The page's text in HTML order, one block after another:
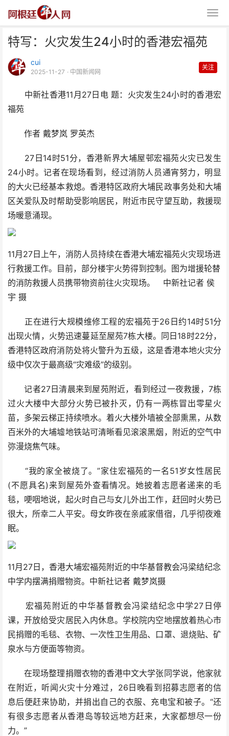
特写：火灾发生24小时的香港宏福苑
cui
2025-11-27 · 中国新闻网
关注
中新社香港11月27日电 题：火灾发生24小时的香港宏
福苑
作者 戴梦岚 罗英杰
27日14时51分，香港新界大埔屋邨宏福苑火灾已发生
24小时。记者在现场看到，经过消防人员通宵努力，明显
的大火已经基本救熄。香港特区政府大埔民政事务处和大埔
区关爱队及时帮助受影响居民，附近市民守望互助，救援现
场暖意涌现。
11月27日上午，消防人员持续在香港大埔宏福苑火灾现场进
行救援工作。目前，部分楼宇火势得到控制。图为增援轮替
的消防救援人员携带物资前往火灾现场。 中新社记者 侯
宇 摄
正在进行大规模维修工程的宏福苑于26日约14时51分
出现火情，火势迅速蔓延至屋苑7栋大楼。同日18时22分，
香港特区政府消防处将火警升为五级，这是香港本地火灾分
级中仅次于最高级“灾难级”的级别。
记者27日清晨来到屋苑附近，看到经过一夜救援，7栋
过火大楼中大部分火势已被扑灭，仍有一两栋冒出零星火
苗，多架云梯正持续喷水。着火大楼外墙被全部熏黑，从数
百米外的大埔墟地铁站可清晰看见滚滚黑烟，附近的空气中
弥漫烧焦气味。
“我的家全被烧了。”家住宏福苑的一名51岁女性居民
(不愿具名)来到屋苑外查看情况。她披着志愿者递来的毛
毯，哽咽地说，起火时自己与女儿外出工作，赶回时火势已
很大，所幸二人平安。母女昨夜在亲戚家借宿，几乎彻夜难
眠。
11月27日，香港大埔宏福苑附近的中华基督教会冯梁结纪念
中学内摆满捐赠物资。中新社记者 戴梦岚摄
宏福苑附近的中华基督教会冯梁结纪念中学27日停
课，开放给受灾居民入内休息。学校院内空地摆放着热心市
民捐赠的毛毯、衣物、一次性卫生用品、口罩、退烧贴、矿
泉水与方便面等物资。
在现场整理捐赠衣物的香港中文大学张同学说，他家就
在附近，听闻火灾十分难过，26日晚看到招募志愿者的信
息后便赶来协助，并捐出自己的衣服、充电宝和被子。“还
有很多志愿者从香港岛等较远地方赶来，大家都想尽一份
力。”
特写：火灾发生24小时的香港宏
福苑